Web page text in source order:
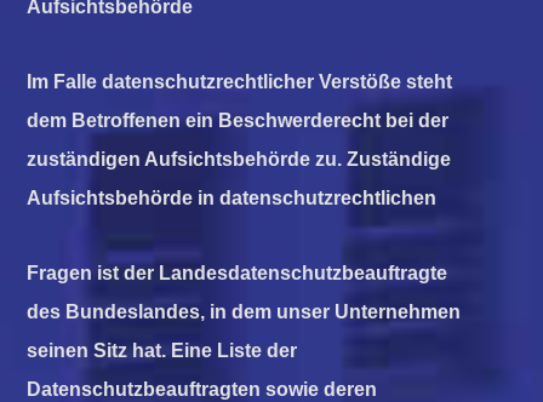
Aufsichtsbehörde
Im Falle datenschutzrechtlicher Verstöße steht
dem Betroffenen ein Beschwerderecht bei der
zuständigen Aufsichtsbehörde zu. Zuständige
Aufsichtsbehörde in datenschutzrechtlichen
Fragen ist der Landesdatenschutzbeauftragte
des Bundeslandes, in dem unser Unternehmen
seinen Sitz hat. Eine Liste der
Datenschutzbeauftragten sowie deren